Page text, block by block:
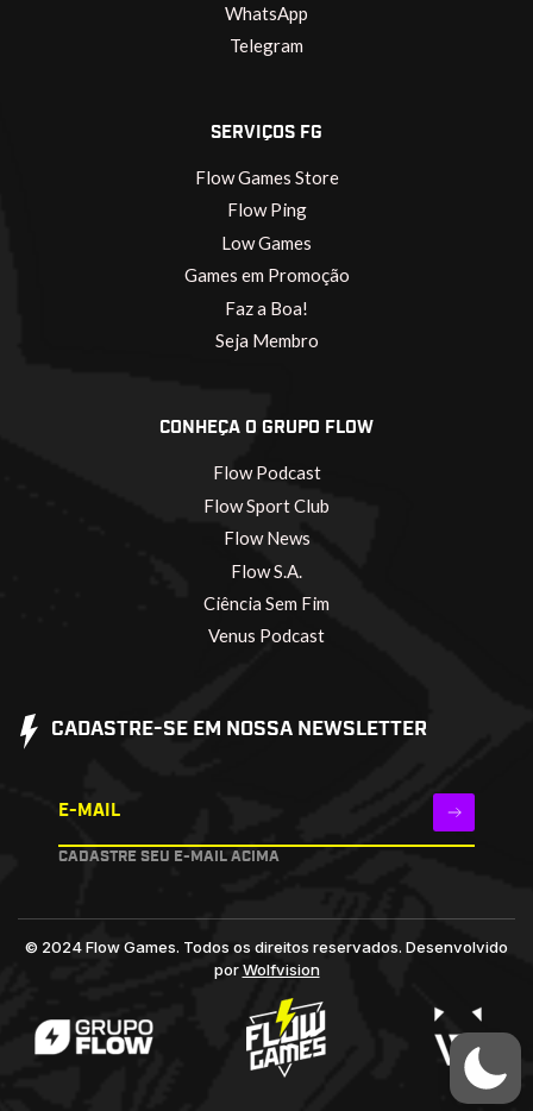
WhatsApp
Telegram
SERVIÇOS FG
Flow Games Store
Flow Ping
Low Games
Games em Promoção
Faz a Boa!
Seja Membro
CONHEÇA O GRUPO FLOW
Flow Podcast
Flow Sport Club
Flow News
Flow S.A.
Ciência Sem Fim
Venus Podcast
CADASTRE-SE EM NOSSA NEWSLETTER
E-MAIL
CADASTRE SEU E-MAIL ACIMA
© 2024 Flow Games. Todos os direitos reservados. Desenvolvido
porWolfvision